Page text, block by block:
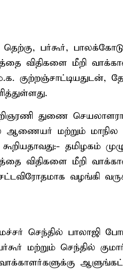
பர்கூர்,
விதிகளை மீறி
துணை
மற்றும் மாநில
தமிழகம்
விதிகளை மீறி
வழங்கி
செந்தில் பாலாஜி
மற்றும் செந்தில்